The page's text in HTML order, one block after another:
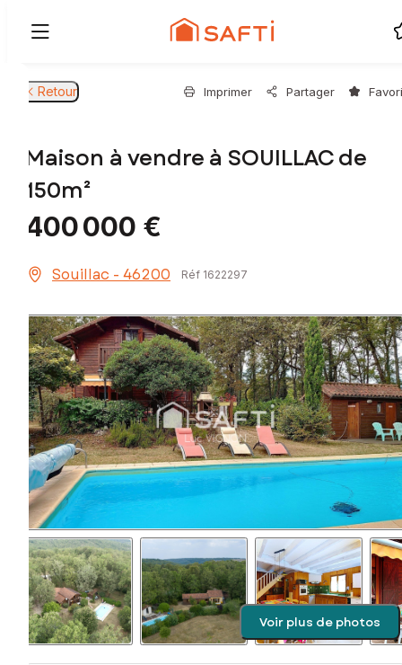
Retour Imprimer Partager
Maison à vendre à SOUILLAC de
150m²
400 000 €
Souillac - 46200 Réf 1622297
Voir plus de photos